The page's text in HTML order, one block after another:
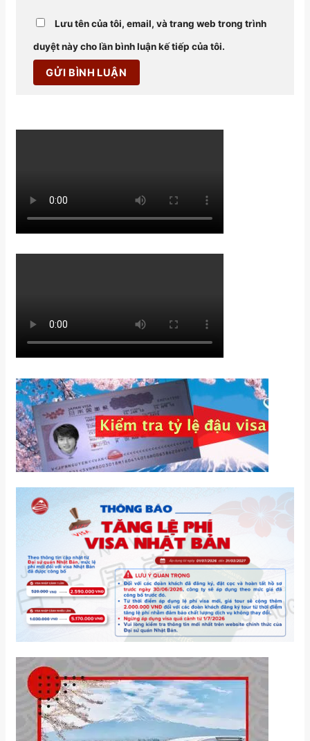
Lưu tên của tôi, email, và trang web trong trình
duyệt này cho lần bình luận kế tiếp của tôi.